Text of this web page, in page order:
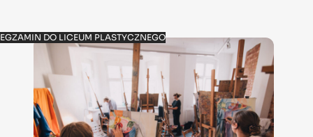
EGZAMIN DO LICEUM PLASTYCZNEGO